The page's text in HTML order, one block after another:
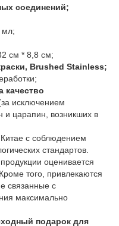
соединений;
мл;
см * 8,8 см;
Brushed Stainless;
качество
исключением
и царапин, возникших в
с соблюдением
стандартов.
оценивается
того, привлекаются
связанные с
максимально
подарок для